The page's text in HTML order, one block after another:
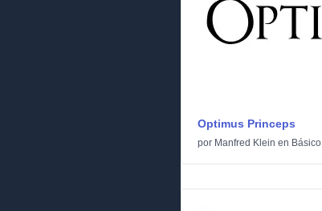
Optimus Princeps
por Manfred Klein en Básico